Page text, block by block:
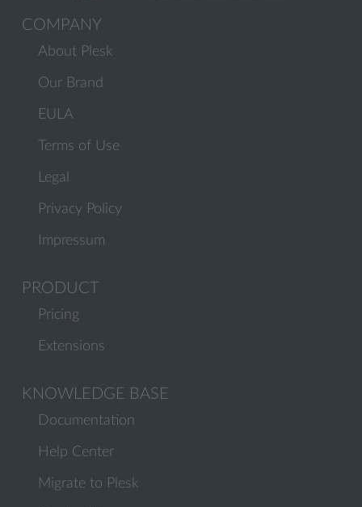
COMPANY
About Plesk
Our Brand
EULA
Terms of Use
Legal
Privacy Policy
Impressum
PRODUCT
Pricing
Extensions
KNOWLEDGE BASE
Documentation
Help Center
Migrate to Plesk